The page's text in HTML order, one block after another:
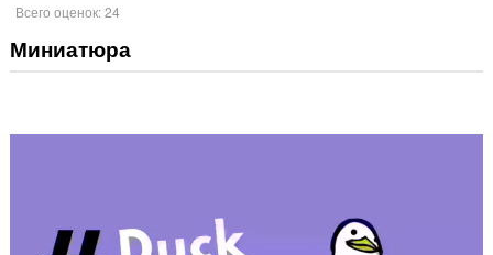
Всего оценок:24
Миниатюра